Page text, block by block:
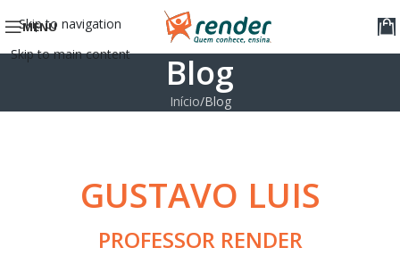
Skip to navigation
Skip to main content
MENU
Blog
Início Blog
GUSTAVO LUIS
PROFESSOR RENDER